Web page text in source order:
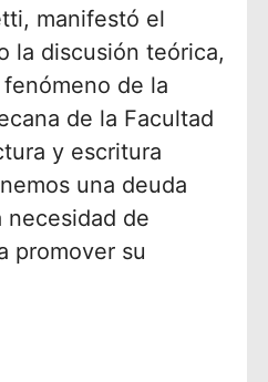
manifestó el
la discusión teórica,
de la
de la Facultad
y escritura
una deuda
de
promover su